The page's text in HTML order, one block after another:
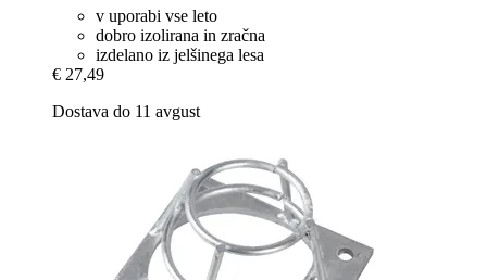
v uporabi vse leto
dobro izolirana in zračna
izdelano iz jelšinega lesa
€ 27,49
Dostava do 11 avgust